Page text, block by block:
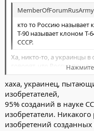
кто то Россию называет
Т-90 называет клоном Т-
СССР.
Ха, никто-то, а украинцы
говорят, что Россия
Вы украинцы, Русь не
Киев. Культуры русских и
Ничего общего два народа
все клоны СССРl
хаха, украинец,
изобретателей,
95% созданий в науке
изобретатели.
изобретений